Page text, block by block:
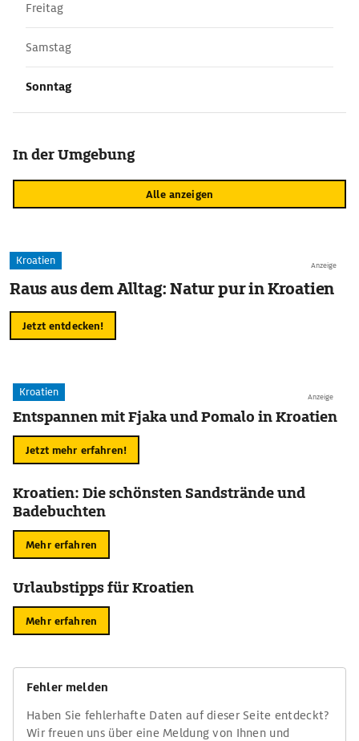
Freitag
Samstag
Sonntag
In der Umgebung
Alle anzeigen
Anzeige
Kroatien
Raus aus dem Alltag: Natur pur in Kroatien
Jetzt entdecken!
Anzeige
Kroatien
Entspannen mit Fjaka und Pomalo in Kroatien
Jetzt mehr erfahren!
Kroatien: Die schönsten Sandstrände und
Badebuchten
Mehr erfahren
Urlaubstipps für Kroatien
Mehr erfahren
Fehler melden
Haben Sie fehlerhafte Daten auf dieser Seite entdeckt?
Wir freuen uns über eine Meldung von Ihnen und